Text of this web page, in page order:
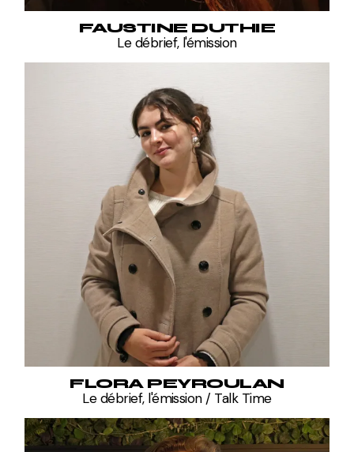
FAUSTINE DUTHIE
Le débrief, l'émission
FLORA PEYROULAN
Le débrief, l'émission / Talk Time